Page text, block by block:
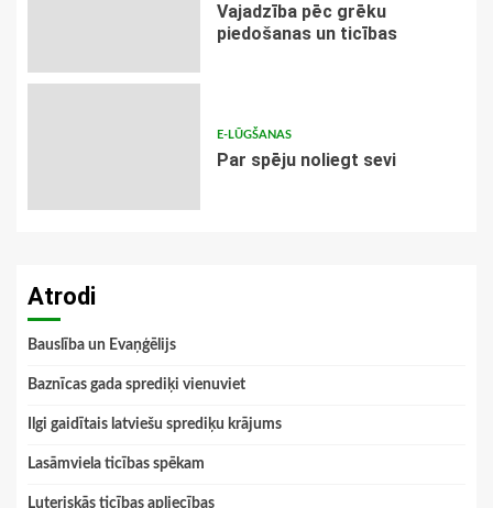
Vajadzība pēc grēku
piedošanas un ticības
E-LŪGŠANAS
Par spēju noliegt sevi
Atrodi
Bauslība un Evaņģēlijs
Baznīcas gada sprediķi vienuviet
Ilgi gaidītais latviešu sprediķu krājums
Lasāmviela ticības spēkam
Luteriskās ticības apliecības